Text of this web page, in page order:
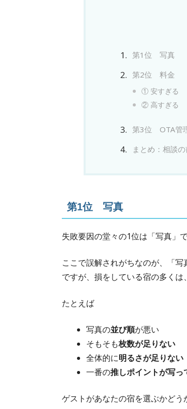
第1位 写真
第2位 料金
① 安すぎる
② 高すぎる
第3位 OTA管
まとめ：相談
第1位 写真
失敗要因の堂々の1位は「写真」で
ここで誤解されがちなのが、「
ですが、損をしている宿の多くは
たとえば
写真の並び順が悪い
そもそも枚数が足りない
全体的に明るさが足りない
一番の推しポイントが写っ
ゲストがあなたの宿を選ぶかどう